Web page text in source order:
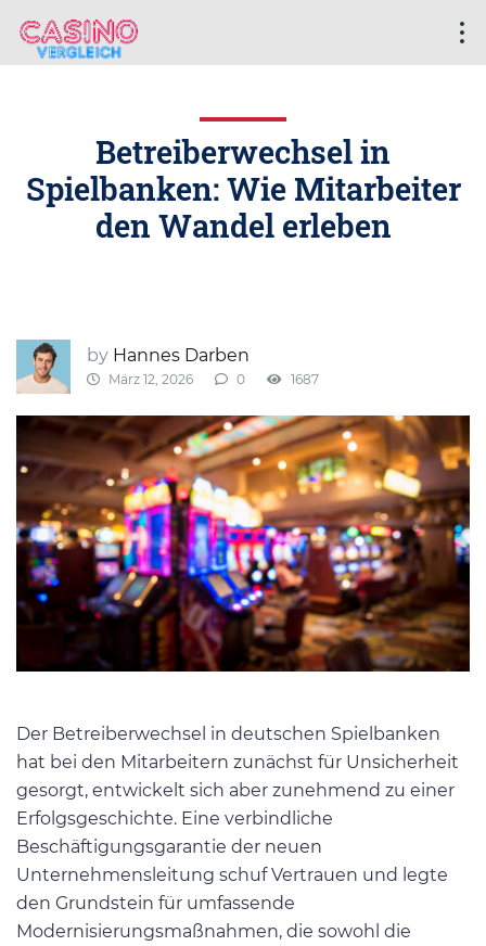
Betreiberwechsel in
Spielbanken: Wie Mitarbeiter
den Wandel erleben
by Hannes Darben
März 12, 2026 0 1687
Der Betreiberwechsel in deutschen Spielbanken
hat bei den Mitarbeitern zunächst für Unsicherheit
gesorgt, entwickelt sich aber zunehmend zu einer
Erfolgsgeschichte. Eine verbindliche
Beschäftigungsgarantie der neuen
Unternehmensleitung schuf Vertrauen und legte
den Grundstein für umfassende
Modernisierungsmaßnahmen, die sowohl die